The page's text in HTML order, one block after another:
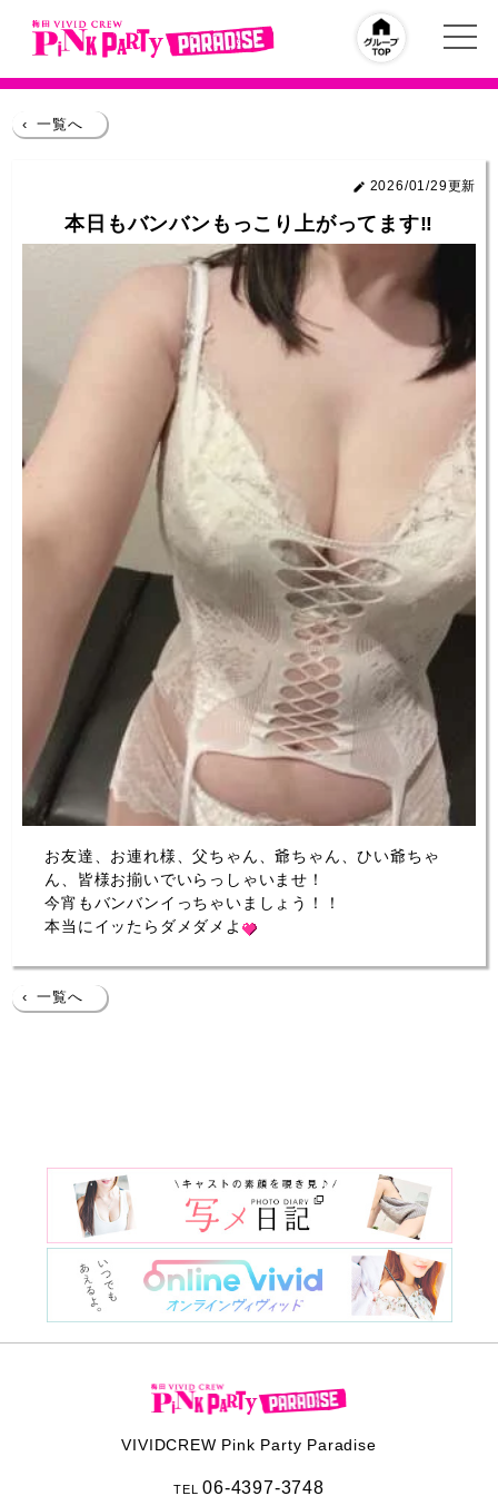
‹ 一覧へ
2026/01/29更新
本日もバンバンもっこり上がってます‼
お友達、お連れ様、父ちゃん、爺ちゃん、ひい爺ちゃ
ん、皆様お揃いでいらっしゃいませ！
今宵もバンバンイっちゃいましょう！！
本当にイッたらダメダメよ
‹ 一覧へ
VIVIDCREW Pink Party Paradise
TEL06-4397-3748